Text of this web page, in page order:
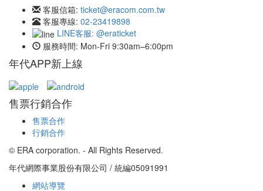
客服信箱: ticket@eracom.com.tw
客服專線: 02-23419898
LINE客服: @eraticket
服務時間: Mon-Fri 9:30am–6:00pm
年代APP新上線
售票行銷合作
售票合作
行銷合作
© ERA corporation. - All Rights Reserved.
年代網際事業股份有限公司 / 統編05091991
網站導覽